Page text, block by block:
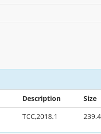
Description Size
TCC,2018.1